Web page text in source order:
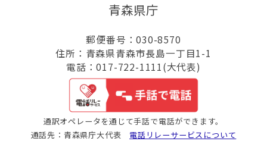
青森県庁
郵便番号：030-8570
住所：青森県青森市長島一丁目1-1
電話：017-722-1111(大代表)
通訳オペレータを通じて手話で電話ができます。
通話先：青森県庁大代表 電話リレーサービスについて